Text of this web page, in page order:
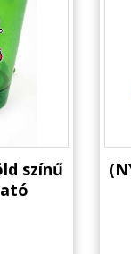
színű
-